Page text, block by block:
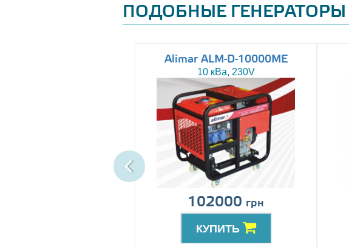
ПОДОБНЫЕ ГЕНЕРАТОРЫ
Alimar ALM-D-10000ME
10 кВа, 230V
102000 грн
КУПИТЬ